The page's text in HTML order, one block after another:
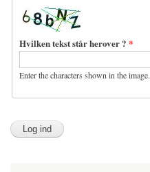
Hvilken tekst står herover ? *
Enter the characters shown in the image.